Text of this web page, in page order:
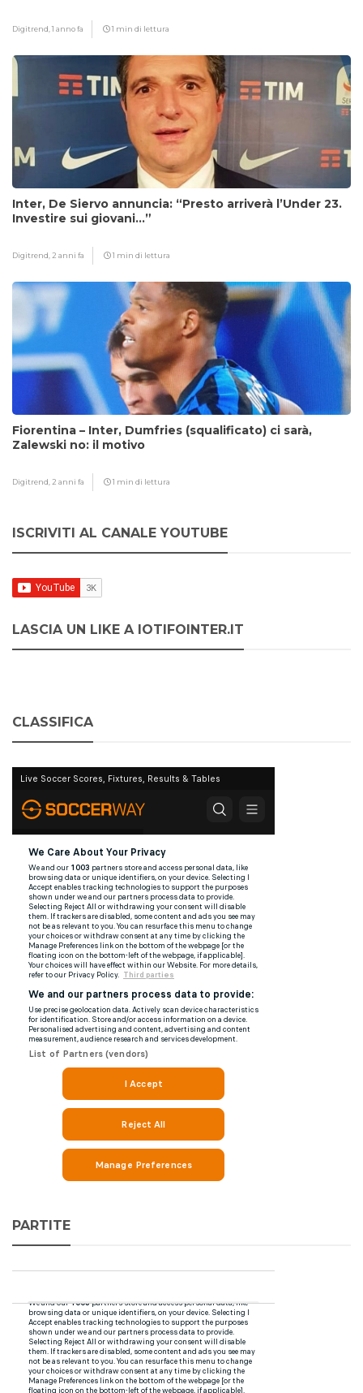
Digitrend,1 anno fa 1 min di lettura
Inter, De Siervo annuncia: “Presto arriverà l’Under 23.
Investire sui giovani…”
Digitrend, 2 anni fa 1 min di lettura
Fiorentina – Inter, Dumfries (squalificato) ci sarà,
Zalewski no: il motivo
Digitrend, 2 anni fa 1 min di lettura
ISCRIVITI AL CANALE YOUTUBE
LASCIA UN LIKE A IOTIFOINTER.IT
CLASSIFICA
PARTITE